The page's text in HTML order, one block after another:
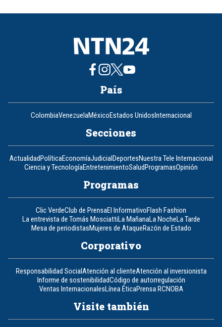
8
País
ColombiaVenezuelaMéxicoEstados UnidosInternacional
Secciones
ActualidadPolíticaEconomíaJudicialDeportesNuestra Tele Internacional
Ciencia y TecnologíaEntretenimientoSaludProgramasOpinión
Programas
Clic VerdeClub de PrensaEl InformativoFlash Fashion
La entrevista de Tomás MosciattiLa MañanaLa NocheLa Tarde
Mesa de periodistasMujeres de AtaqueRazón de Estado
Corporativo
Responsabilidad SocialAtención al clienteAtención al inversionista
Informe de sostenibilidadCódigo de autorregulación
Ventas InternacionalesLínea ÉticaPrensa RCNOBA
Visite también